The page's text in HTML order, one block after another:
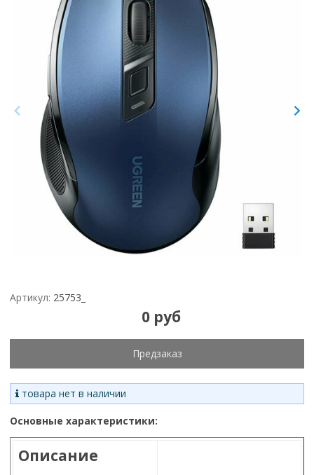
Артикул: 25753_
0 руб
Предзаказ
товара нет в наличии
Основные характеристики:
Описание